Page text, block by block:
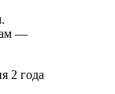
—
2 года